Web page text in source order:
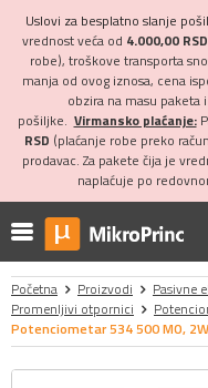
Uslovi za besplatno slanje
vrednost veća od 4.000,00 RSD
robe), troškove transporta
manja od ovog iznosa, cena
obzira na masu
pošiljke. Virmansko plaćanje:
RSD (plaćanje robe preko
prodavac. Za pakete čija je
naplaćuje po
Početna Proizvodi Pasivne
Promenljivi otpornici
Potenciometar 534 500 MO, 2W